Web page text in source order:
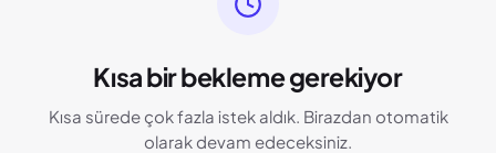
Kısa bir bekleme gerekiyor
Kısa sürede çok fazla istek aldık. Birazdan otomatik
olarak devam edeceksiniz.